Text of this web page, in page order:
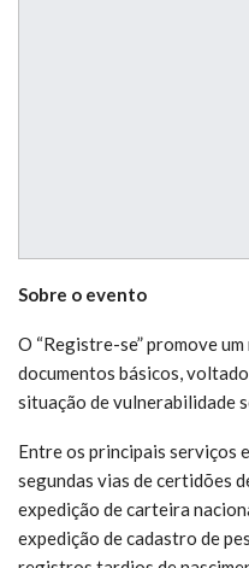
Sobre o evento
O “Registre-se” promove
documentos básicos,
situação de vulnerabilidade
Entre os principais serviços
segundas vias de certidões
expedição de carteira
expedição de cadastro de